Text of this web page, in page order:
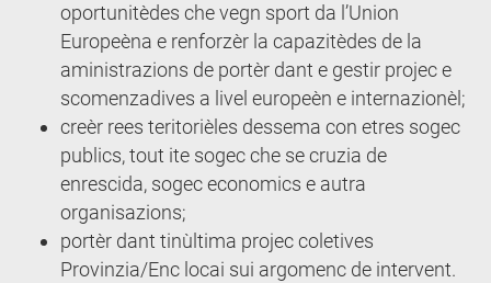
oportunitèdes che vegn sport da l’Union
Europeèna e renforzèr la capazitèdes de la
aministrazions de portèr dant e gestir projec e
scomenzadives a livel europeèn e internazionèl;
creèr rees teritorièles dessema con etres sogec
publics, tout ite sogec che se cruzia de
enrescida, sogec economics e autra
organisazions;
portèr dant tinùltima projec coletives
Provinzia/Enc locai sui argomenc de intervent.